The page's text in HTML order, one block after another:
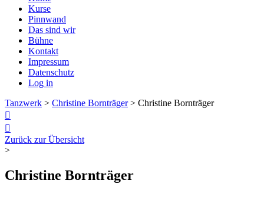
Kurse
Pinnwand
Das sind wir
Bühne
Kontakt
Impressum
Datenschutz
Log in
Tanzwerk > Christine Bornträger> Christine Bornträger


Zurück zur Übersicht
>
Christine Bornträger